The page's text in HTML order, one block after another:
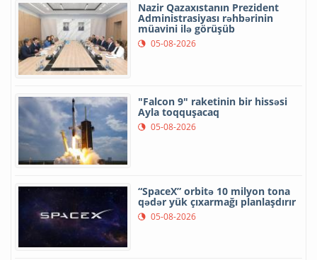
Nazir Qazaxıstanın Prezident
Administrasiyası rəhbərinin
müavini ilə görüşüb
05-08-2026
"Falcon 9" raketinin bir hissəsi
Ayla toqquşacaq
05-08-2026
“SpaceX” orbitə 10 milyon tona
qədər yük çıxarmağı planlaşdırır
05-08-2026